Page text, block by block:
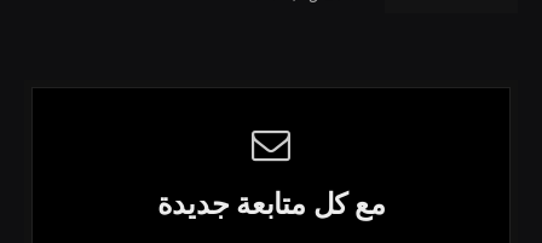
مع كل متابعة جديدة